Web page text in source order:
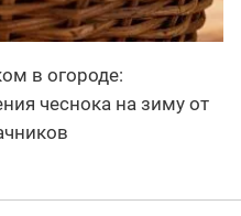
в огороде:
чеснока на зиму от